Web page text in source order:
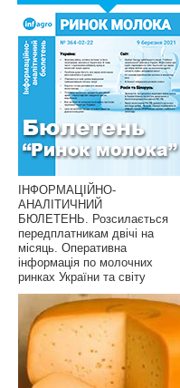
ІНФОРМАЦІЙНО-
АНАЛІТИЧНИЙ
БЮЛЕТЕНЬ. Розсилається
передплатникам двічі на
місяць. Оперативна
інформація по молочних
ринках України та світу